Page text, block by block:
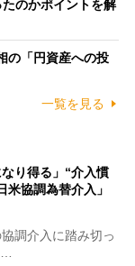
のかポイントを解
の「円資産への投
一覧を見る
り得る」“介入慣
協調為替介入」
調介入に踏み切っ